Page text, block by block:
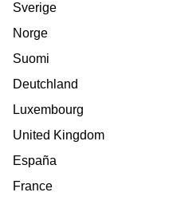
Sverige
Norge
Suomi
Deutchland
Luxembourg
United Kingdom
España
France